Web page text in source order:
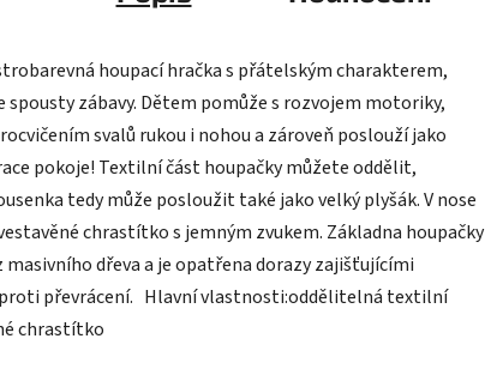
houpací hračka s přátelským charakterem,
spousty zábavy. Dětem pomůže s rozvojem motoriky,
svalů rukou i nohou a zároveň poslouží jako
pokoje! Textilní část houpačky můžete oddělit,
tedy může posloužit také jako velký plyšák. V nose
chrastítko s jemným zvukem. Základna houpačky
masivního dřeva a je opatřena dorazy zajišťujícími
převrácení. Hlavní vlastnosti:oddělitelná textilní
chrastítko